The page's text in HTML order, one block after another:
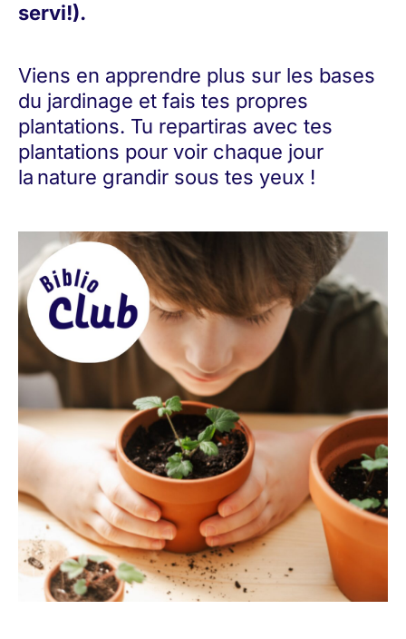
servi!).
Viens en apprendre plus sur les bases
du jardinage et fais tes propres
plantations. Tu repartiras avec tes
plantations pour voir chaque jour
la nature grandir sous tes yeux !